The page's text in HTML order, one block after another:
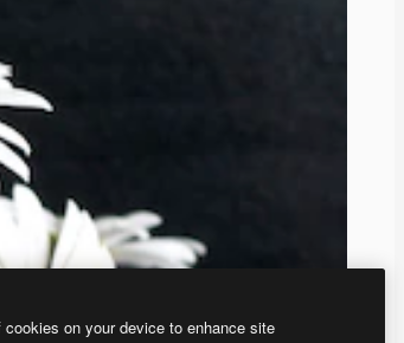
on your device to enhance site